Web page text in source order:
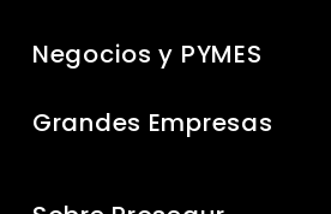
Negocios y PYMES
Grandes Empresas